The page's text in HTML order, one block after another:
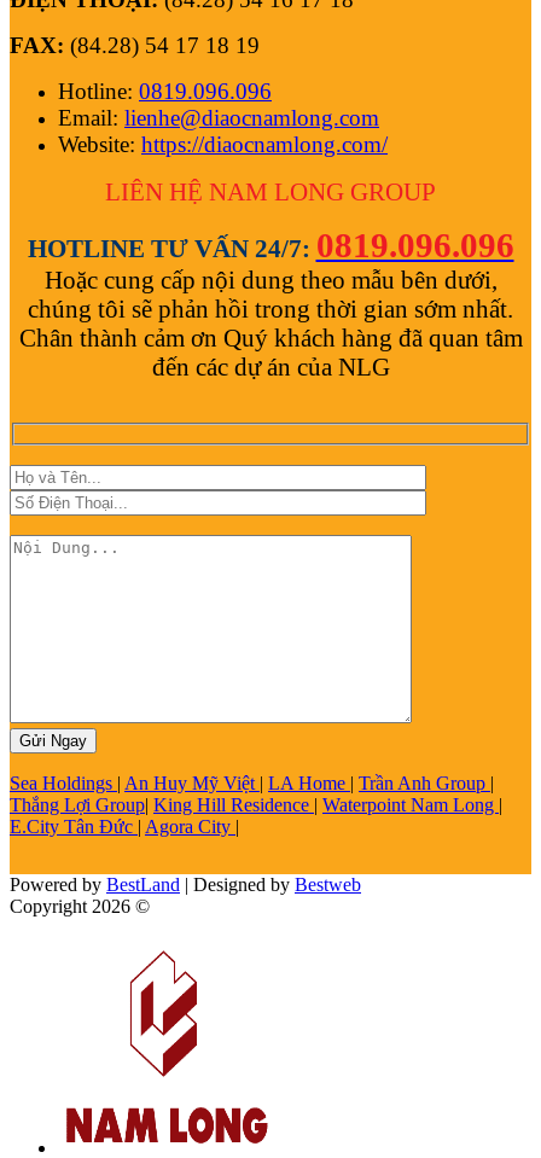
FAX: (84.28) 54 17 18 19
Hotline: 0819.096.096
Email: lienhe@diaocnamlong.com
Website: https://diaocnamlong.com/
LIÊN HỆ NAM LONG GROUP
HOTLINE TƯ VẤN 24/7: 0819.096.096
Hoặc cung cấp nội dung theo mẫu bên dưới,
chúng tôi sẽ phản hồi trong thời gian sớm nhất.
Chân thành cảm ơn Quý khách hàng đã quan tâm
đến các dự án của NLG
Sea Holdings | An Huy Mỹ Việt | LA Home | Trần Anh Group |
Thắng Lợi Group| King Hill Residence | Waterpoint Nam Long |
E.City Tân Đức | Agora City |
Powered by BestLand | Designed by Bestweb
Copyright 2026 ©